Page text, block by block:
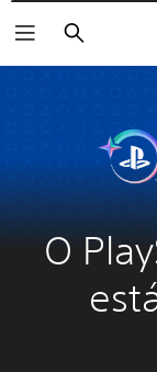
Pesquisar
O